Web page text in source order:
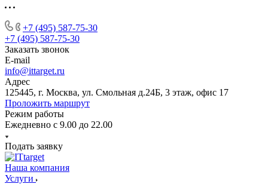
+7 (495) 587-75-30
+7 (495) 587-75-30
Заказать звонок
E-mail
info@ittarget.ru
Адрес
125445, г. Москва, ул. Смольная д.24Б, 3 этаж, офис 17
Проложить маршрут
Режим работы
Ежедневно с 9.00 до 22.00
Подать заявку
Наша компания
Услуги